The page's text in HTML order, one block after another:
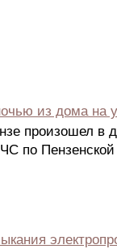
из дома на
произошел в
по Пензенской